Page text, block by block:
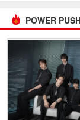
POWER